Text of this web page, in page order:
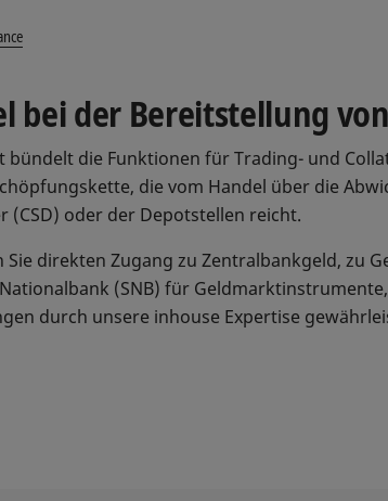
bei der Bereitstellung
bündelt die Funktionen für Trading- und
die vom Handel über die
(CSD) oder der Depotstellen reicht.
direkten Zugang zu Zentralbankgeld, zu
(SNB) für
durch unsere inhouse Expertise